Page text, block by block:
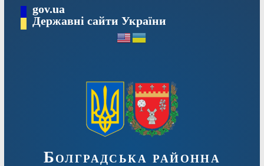
Перейтиgov.ua
Державні сайти України
Болградська районна